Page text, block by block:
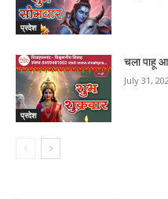
प्रदेश
प्रदेश
चला पाहू
July 31,